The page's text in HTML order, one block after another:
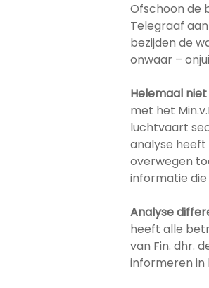
Ofschoon de
Telegraaf
bezijden de
onwaar –
Helemaal
met het
luchtvaart
analyse heeft
overwegen
informatie
Analyse
heeft alle
van Fin. dhr.
informeren in